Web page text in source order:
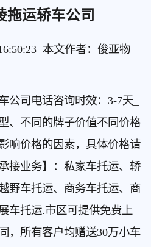
拖运轿车公司
本文作者：俊亚物
司电话咨询时效：3-7天_
、不同的牌子价值不同价格
响价格的因素，具体价格请
接业务】：私家车托运、轿
野车托运、商务车托运、商
车托运.市区可提供免费上
，所有客户均赠送30万小车